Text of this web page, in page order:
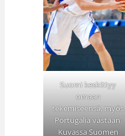
Suomi keskittyy
omaan
tekemiseensä, myös
Portugalia vastaan.
Kuvassa Suomen